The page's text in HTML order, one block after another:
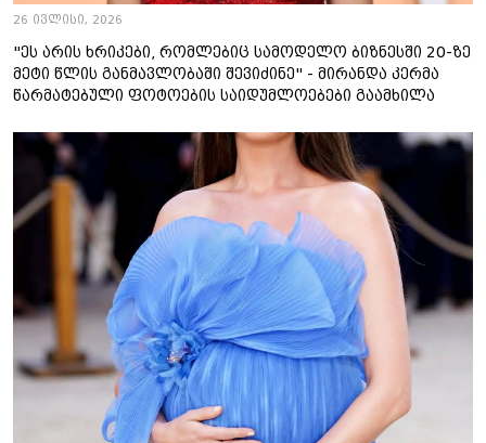
26 ივლისი, 2026
"ეს არის ხრიკები, რომლებიც სამოდელო ბიზნესში 20-ზე
მეტი წლის განმავლობაში შევიძინე" - მირანდა კერმა
წარმატებული ფოტოების საიდუმლოებები გაამხილა